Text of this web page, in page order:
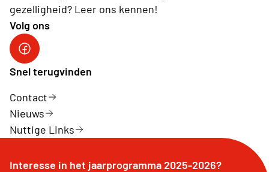
gezelligheid? Leer ons kennen!
Volg ons
Facebook
Snel terugvinden
Contact
Nieuws
Nuttige Links
Interesse in het jaarprogramma 2025-2026?